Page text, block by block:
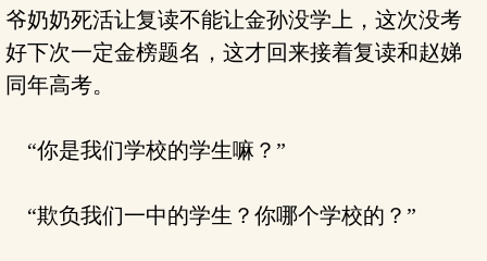
爷奶奶死活让复读不能让金孙没学上，这次没考
好下次一定金榜题名，这才回来接着复读和赵娣
同年高考。
“你是我们学校的学生嘛？”
“欺负我们一中的学生？你哪个学校的？”